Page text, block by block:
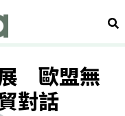
搜
歐盟無
對話